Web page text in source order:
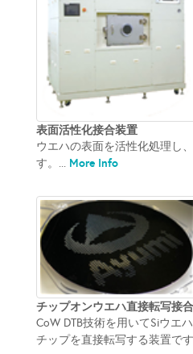
表面活性化接合装置
ウエハの表面を活性化処理し
す。... More Info
チップオンウエハ直接転写接
CoW DTB技術を用いてSiウエ
チップを直接転写する装置で